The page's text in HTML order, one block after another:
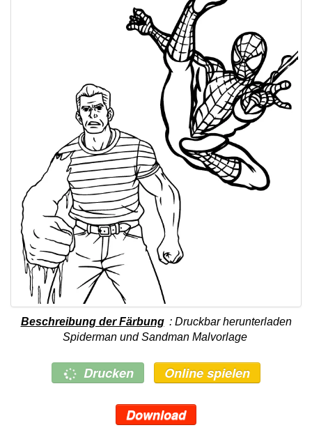
Beschreibung der Färbung : Druckbar herunterladen
Spiderman und Sandman Malvorlage
Drucken Online spielen
Download